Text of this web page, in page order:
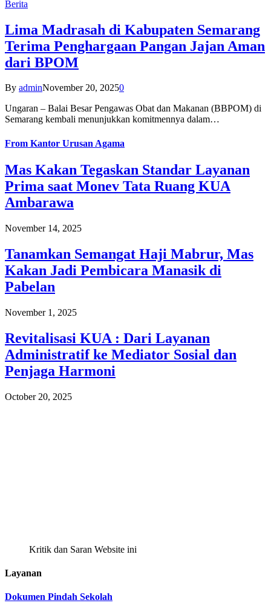
Berita
Lima Madrasah di Kabupaten Semarang
Terima Penghargaan Pangan Jajan Aman
dari BPOM
By adminNovember 20, 20250
Ungaran – Balai Besar Pengawas Obat dan Makanan (BBPOM) di
Semarang kembali menunjukkan komitmennya dalam…
From Kantor Urusan Agama
Mas Kakan Tegaskan Standar Layanan
Prima saat Monev Tata Ruang KUA
Ambarawa
November 14, 2025
Tanamkan Semangat Haji Mabrur, Mas
Kakan Jadi Pembicara Manasik di
Pabelan
November 1, 2025
Revitalisasi KUA : Dari Layanan
Administratif ke Mediator Sosial dan
Penjaga Harmoni
October 20, 2025
Kritik dan Saran Website ini
Layanan
Dokumen Pindah Sekolah